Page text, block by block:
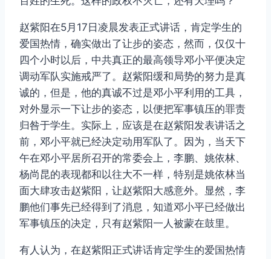
赵紫阳在5月17日凌晨发表正式讲话，肯定学生的
爱国热情，确实做出了让步的姿态，然而，仅仅十
四个小时以后，中共真正的最高领导邓小平便决定
调动军队实施戒严了。赵紫阳缓和局势的努力是真
诚的，但是，他的真诚不过是邓小平利用的工具，
对外显示一下让步的姿态，以便把军事镇压的罪责
归咎于学生。实际上，应该是在赵紫阳发表讲话之
前，邓小平就已经决定动用军队了。因为，当天下
午在邓小平居所召开的常委会上，李鹏、姚依林、
杨尚昆的表现都和以往大不一样，特别是姚依林当
面大肆攻击赵紫阳，让赵紫阳大感意外。显然，李
鹏他们事先已经得到了消息，知道邓小平已经做出
军事镇压的决定，只有赵紫阳一人被蒙在鼓里。
有人认为，在赵紫阳正式讲话肯定学生的爱国热情